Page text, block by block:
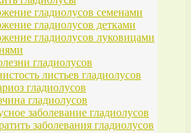
гладиолусов семенами
гладиолусов детками
гладиолусов луковицами
гладиолусов
листьев гладиолусов
гладиолусов
гладиолусов
заболевание гладиолусов
заболевания гладиолусов